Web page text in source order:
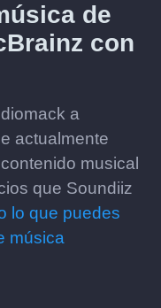
de
con
a
actualmente
musical
que Soundiiz
lo que puedes
música